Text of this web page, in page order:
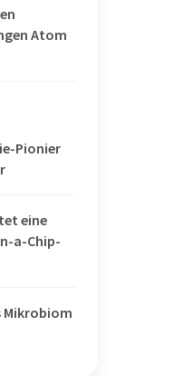
Atom
Pionier
eine
a-Chip-
Mikrobiom